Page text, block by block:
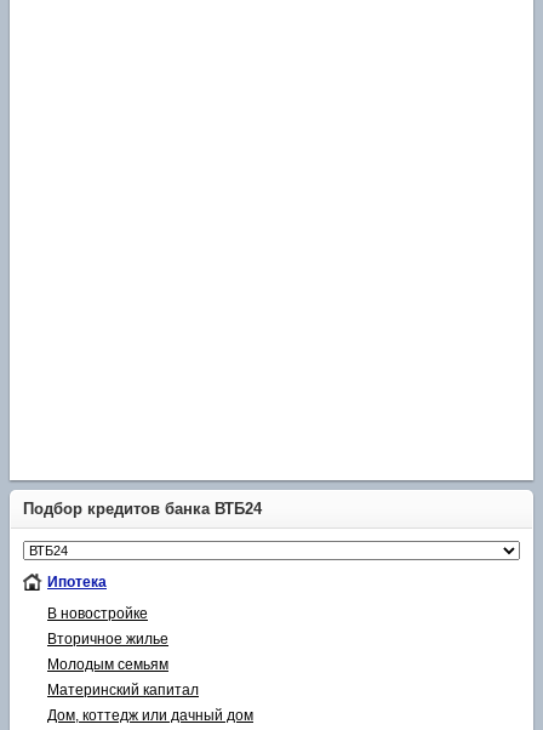
Подбор кредитов банка ВТБ24
Ипотека
В новостройке
Вторичное жилье
Молодым семьям
Материнский капитал
Дом, коттедж или дачный дом